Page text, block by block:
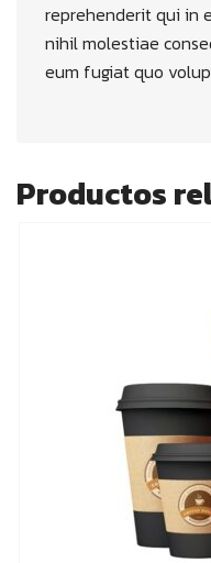
reprehenderit qui in
nihil molestiae
eum fugiat quo
Productos